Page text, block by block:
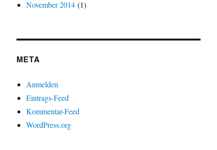
November 2014 (1)
META
Anmelden
Eintrags-Feed
Kommentar-Feed
WordPress.org